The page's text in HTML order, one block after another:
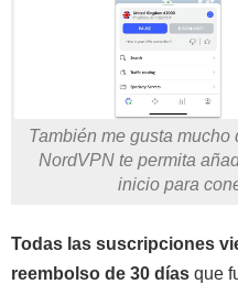
También me gusta
NordVPN te permita
inicio para
Todas las suscripciones
reembolso de 30 días que